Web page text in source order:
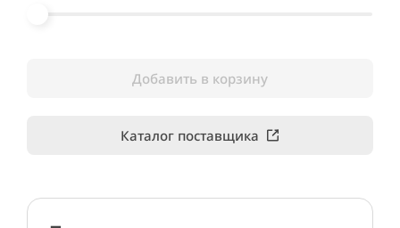
Добавить в корзину
Каталог поставщика